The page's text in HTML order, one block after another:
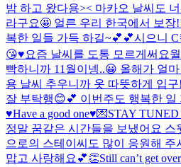
밤 하고 왔다용>< 마카오 날씨도
라구요🤩 얼른 우리 한국에서 보장
복한 일들 가득 하길~💕💕시으니
😘♥️요즘 날씨를 도통 모르게써요
빡하니까 11월이넹..😀 올해가 얼
용 날씨 추우니까 옷 따뜻하게 입
잘 부탁행😊💕 이번주도 행복한 일
♥️Have a good one♥️💌STAY
정말 꿈같은 시간들을 보냈어요
으로의 스테이씨도 많이 응원해 주
맙고 사랑해요💕👏Still can’t get